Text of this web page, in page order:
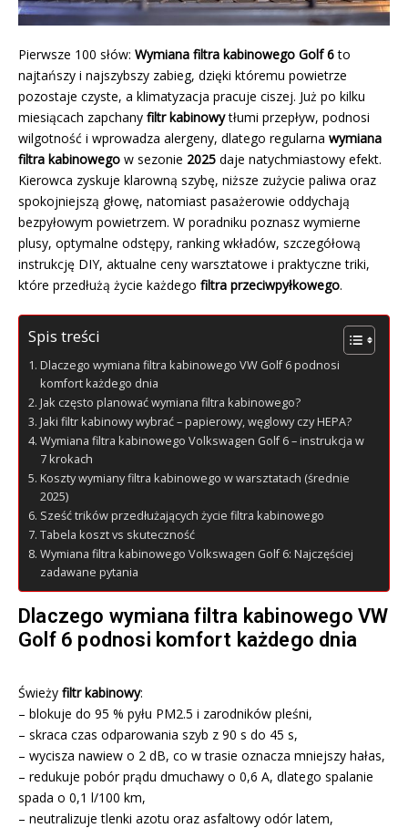
Pierwsze 100 słów: Wymiana filtra kabinowego Golf 6to
najtańszy i najszybszy zabieg, dzięki któremu powietrze
pozostaje czyste, a klimatyzacja pracuje ciszej. Już po kilku
miesiącach zapchany filtr kabinowytłumi przepływ, podnosi
wilgotność i wprowadza alergeny, dlatego regularna wymiana
filtra kabinowego w sezonie 2025 daje natychmiastowy efekt.
Kierowca zyskuje klarowną szybę, niższe zużycie paliwa oraz
spokojniejszą głowę, natomiast pasażerowie oddychają
bezpyłowym powietrzem. W poradniku poznasz wymierne
plusy, optymalne odstępy, ranking wkładów, szczegółową
instrukcję DIY, aktualne ceny warsztatowe i praktyczne triki,
które przedłużą życie każdego filtra przeciwpyłkowego.
Spis treści
Dlaczego wymiana filtra kabinowego VW Golf 6 podnosi
komfort każdego dnia
Jak często planować wymiana filtra kabinowego?
Jaki filtr kabinowy wybrać – papierowy, węglowy czy HEPA?
Wymiana filtra kabinowego Volkswagen Golf 6 – instrukcja w
7 krokach
Koszty wymiany filtra kabinowego w warsztatach (średnie
2025)
Sześć trików przedłużających życie filtra kabinowego
Tabela koszt vs skuteczność
Wymiana filtra kabinowego Volkswagen Golf 6: Najczęściej
zadawane pytania
Dlaczego wymiana filtra kabinowego VW
Golf 6 podnosi komfort każdego dnia
Świeży filtr kabinowy:
– blokuje do 95 % pyłu PM2.5 i zarodników pleśni,
– skraca czas odparowania szyb z 90 s do 45 s,
– wycisza nawiew o 2 dB, co w trasie oznacza mniejszy hałas,
– redukuje pobór prądu dmuchawy o 0,6 A, dlatego spalanie
spada o 0,1 l/100 km,
– neutralizuje tlenki azotu oraz asfaltowy odór latem,